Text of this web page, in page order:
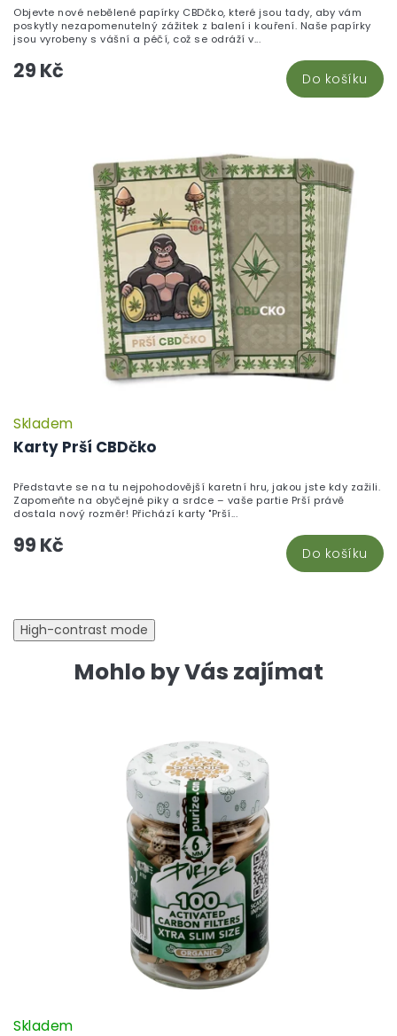
29 Kč Do košíku
Objevte nové nebělené papírky CBDčko, které jsou tady, aby vám
poskytly nezapomenutelný zážitek z balení i kouření. Naše papírky
jsou vyrobeny s vášní a péčí, což se odráží v...
Karty Prší CBDčko
Skladem
99 Kč Do košíku
Představte se na tu nejpohodovější karetní hru, jakou jste kdy zažili.
Zapomeňte na obyčejné piky a srdce – vaše partie Prší právě
dostala nový rozměr! Přichází karty "Prší...
High-contrast mode
Mohlo by Vás zajímat
Skladem